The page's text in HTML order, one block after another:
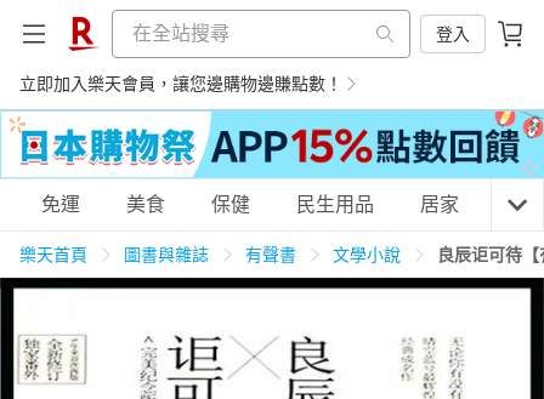
登入
立即加入樂天會員，讓您邊購物邊賺點數！
購物網分類
免運 美食 保健 民生用品 居家 3C
樂天首頁 圖書與雜誌 有聲書 文學小說 良辰讵可待